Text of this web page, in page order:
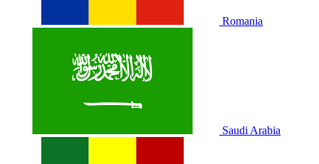
Romania
Saudi Arabia